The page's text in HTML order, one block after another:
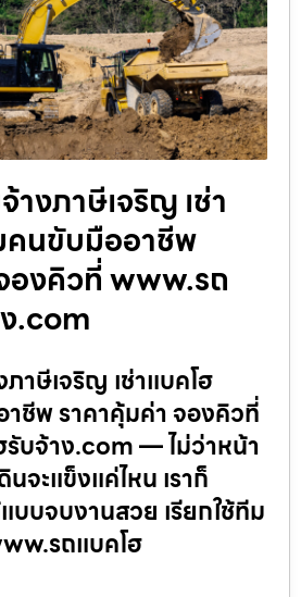
างภาษีเจริญ เช่า
คนขับมืออาชีพ
องคิวที่ www.รถ
.com
าษีเจริญ เช่าแบคโฮ
ชีพ ราคาคุ้มค่า จองคิวที่
บจ้าง.com — ไม่ว่าหน้า
จะแข็งแค่ไหน เราก็
บบจบงานสวย เรียกใช้ทีม
รถแบคโฮ